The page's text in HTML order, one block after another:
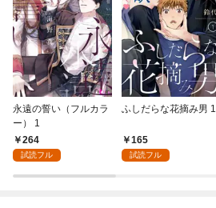
永遠の誓い（フルカラ
ー） 1
264
試読フル
ふしだらな花摘み男 1
165
試読フル